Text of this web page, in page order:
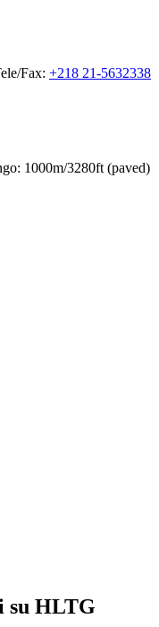
Fax: +218 21-5632338
1000m/3280ft (paved)
su HLTG